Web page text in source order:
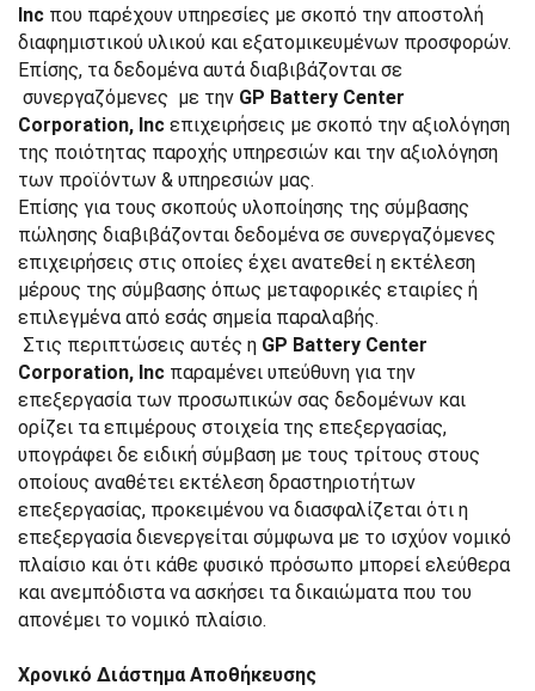
Inc που παρέχουν υπηρεσίες με σκοπό την αποστολή
διαφημιστικού υλικού και εξατομικευμένων προσφορών.
Επίσης, τα δεδομένα αυτά διαβιβάζονται σε
συνεργαζόμενες με την GP Battery Center
Corporation, Inc επιχειρήσεις με σκοπό την αξιολόγηση
της ποιότητας παροχής υπηρεσιών και την αξιολόγηση
των προϊόντων & υπηρεσιών μας.
Επίσης για τους σκοπούς υλοποίησης της σύμβασης
πώλησης διαβιβάζονται δεδομένα σε συνεργαζόμενες
επιχειρήσεις στις οποίες έχει ανατεθεί η εκτέλεση
μέρους της σύμβασης όπως μεταφορικές εταιρίες ή
επιλεγμένα από εσάς σημεία παραλαβής.
Στις περιπτώσεις αυτές η GP Battery Center
Corporation, Inc παραμένει υπεύθυνη για την
επεξεργασία των προσωπικών σας δεδομένων και
ορίζει τα επιμέρους στοιχεία της επεξεργασίας,
υπογράφει δε ειδική σύμβαση με τους τρίτους στους
οποίους αναθέτει εκτέλεση δραστηριοτήτων
επεξεργασίας, προκειμένου να διασφαλίζεται ότι η
επεξεργασία διενεργείται σύμφωνα με το ισχύον νομικό
πλαίσιο και ότι κάθε φυσικό πρόσωπο μπορεί ελεύθερα
και ανεμπόδιστα να ασκήσει τα δικαιώματα που του
απονέμει το νομικό πλαίσιο.
Χρονικό Διάστημα Αποθήκευσης